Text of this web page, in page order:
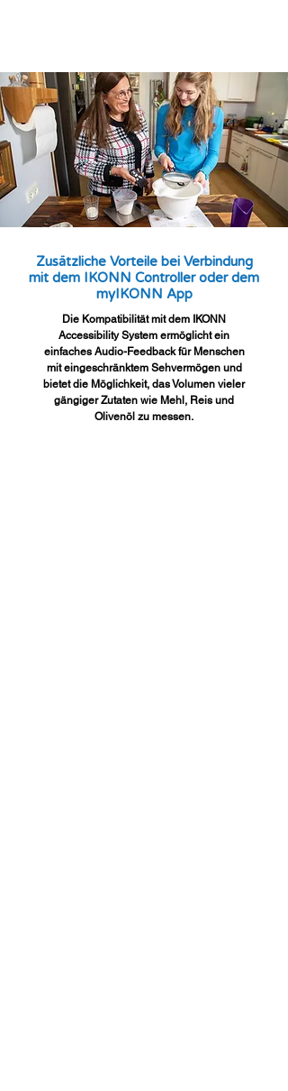
Zusätzliche Vorteile bei Verbindung
mit dem IKONN Controller oder dem
myIKONN App
Die Kompatibilität mit dem IKONN
Accessibility System ermöglicht ein
einfaches Audio-Feedback für Menschen
mit eingeschränktem Sehvermögen und
bietet die Möglichkeit, das Volumen vieler
gängiger Zutaten wie Mehl, Reis und
Olivenöl zu messen.